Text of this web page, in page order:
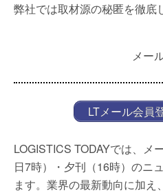
弊社では取材源の秘匿を徹底
メー
LTメール会員
LOGISTICS TODAYでは、メ
日7時）・夕刊（16時）のニ
ます。業界の最新動向に加